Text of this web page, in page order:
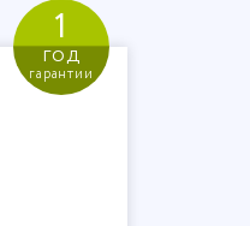
1
год
гарантии